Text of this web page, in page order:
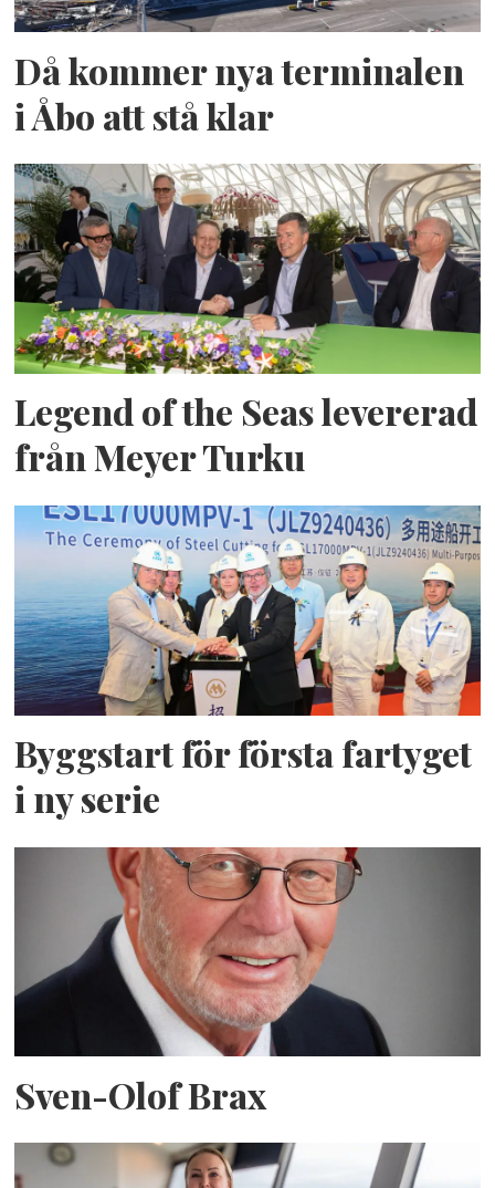
Då kommer nya terminalen
i Åbo att stå klar
Legend of the Seas levererad
från Meyer Turku
Byggstart för första fartyget
i ny serie
Sven-Olof Brax